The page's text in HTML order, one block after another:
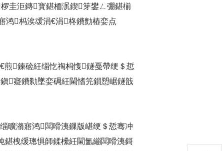
圭洰鏄寳鍖栭泦鍥笌鐢ㄥ弸鍖椾
鸿杩涘叆涓€涓柊鐨勯樁娈点
煎鍊硷紝缁忔祹杩愯鐩戞帶绠＄悊
寲鐨勬墜娈碉紝閫愭笎鎻愬崌鐩戠
曠潃寤鸿闆嗗洟鏁版嵁绠＄悊骞冲
栧缓璁惧師鍒欙紝閫氳繃闆嗗洟鎶